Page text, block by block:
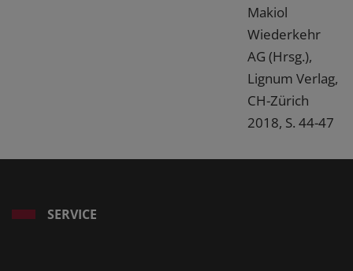
Makiol
Wiederkehr
AG (Hrsg.),
Lignum Verlag,
CH-Zürich
2018, S. 44-47
SERVICE